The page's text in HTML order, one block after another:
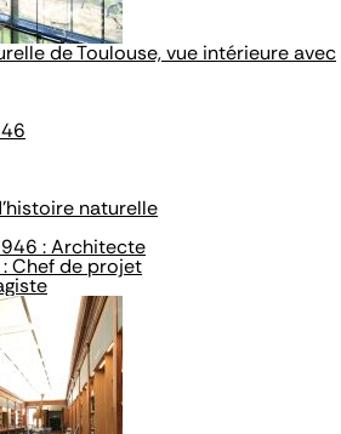
de Toulouse, vue intérieure avec
naturelle
: Architecte
Chef de projet